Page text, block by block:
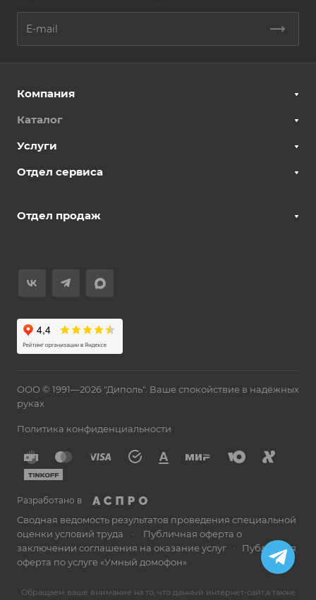
Компания
Каталог
Услуги
Отдел сервиса
Отдел продаж
ООО © 1991—2026 "Диполь". Ваше спокойствие в надёжных
руках
Политика конфиденциальности
Разработано в
Сводная ведомость результатов проведения специальной
оценки условий труда • Публичная оферта о
заключении соглашения на оказание услуг • Публичная
оферта по услуге «Умный домофон»
Обращаем ваше внимание на то, что данный интернет-сайт,а также